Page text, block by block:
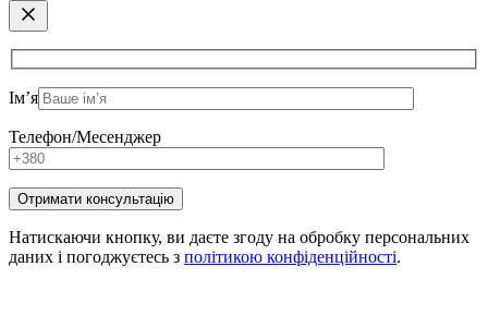
Ім’я
Телефон/Месенджер
Натискаючи кнопку, ви даєте згоду на обробку персональних
даних і погоджуєтесь з політикою конфіденційності.